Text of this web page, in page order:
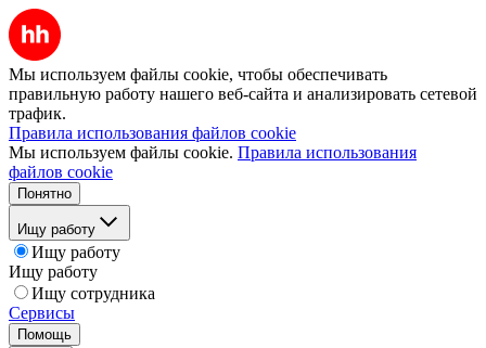
Мы используем файлы cookie, чтобы обеспечивать
правильную работу нашего веб-сайта и анализировать сетевой
трафик.
Правила использования файлов cookie
Мы используем файлы cookie. Правила использования
файлов cookie
Понятно
Ищу работу
Ищу работу
Ищу работу
Ищу сотрудника
Сервисы
Помощь